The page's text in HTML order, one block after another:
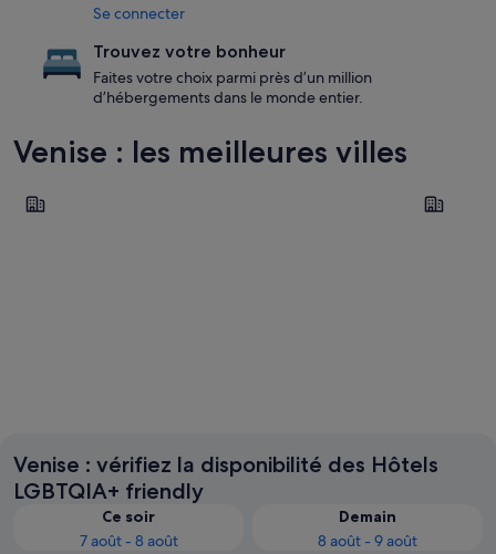
Se connecter
Trouvez votre bonheur
Faites votre choix parmi près d’un million
d’hébergements dans le monde entier.
Venise : les meilleures villes
Venise Jesolo
Venise : vérifiez la disponibilité des Hôtels
LGBTQIA+ friendly
Ce soir
7 août - 8 août
Demain
8 août - 9 août